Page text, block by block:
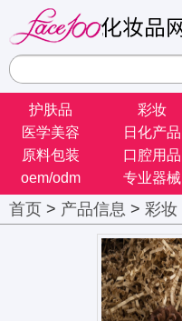
护肤品 彩妆
医学美容
日化产品
原料包装
口腔用品
oem/odm
专业器械
首页 > 产品信息 > 彩妆